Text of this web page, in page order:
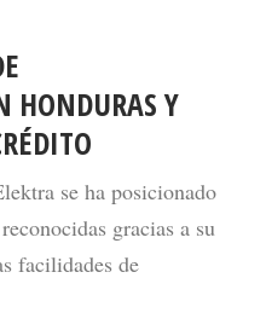
Y
se ha posicionado
gracias a su
facilidades de